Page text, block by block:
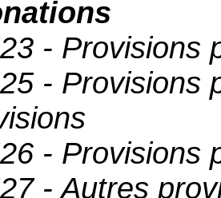
- Provisions
- Provisions
- Provisions
- Autres